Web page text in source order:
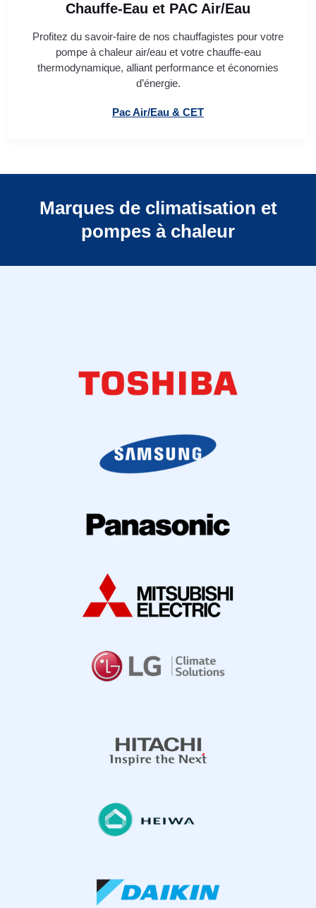
Chauffe-Eau et PAC Air/Eau
Profitez du savoir-faire de nos chauffagistes pour votre
pompe à chaleur air/eau et votre chauffe-eau
thermodynamique, alliant performance et économies
d’énergie.
Pac Air/Eau & CET
Marques de climatisation et
pompes à chaleur